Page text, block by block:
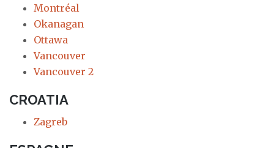
Montréal
Okanagan
Ottawa
Vancouver
Vancouver 2
CROATIA
Zagreb